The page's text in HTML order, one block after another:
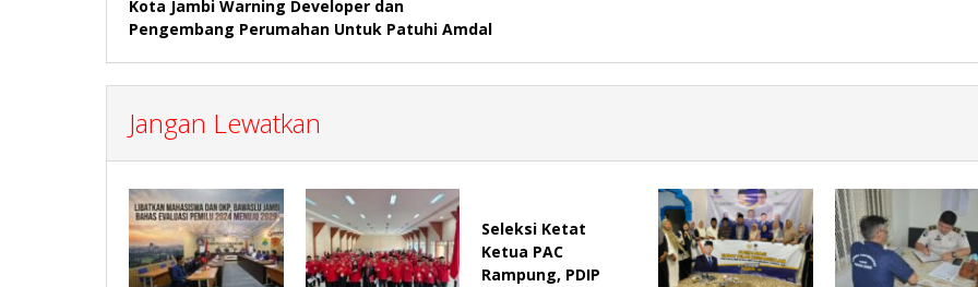
Kota Jambi Warning Developer dan
Pengembang Perumahan Untuk Patuhi Amdal
Jangan Lewatkan
Seleksi Ketat
Ketua PAC
Rampung, PDIP